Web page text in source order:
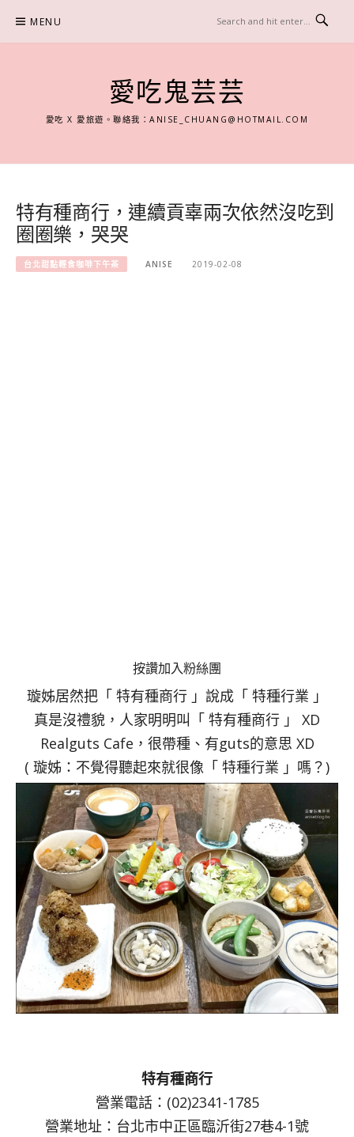
content
MENU
愛吃鬼芸芸
愛吃 X 愛旅遊。聯絡我：ANISE_CHUANG@HOTMAIL.COM
特有種商行，連續貢辜兩次依然沒吃到
圈圈樂，哭哭
台北甜點輕食咖啡下午茶 ANISE 2019-02-08
按讚加入粉絲團
璇姊居然把「 特有種商行 」說成「 特種行業 」
真是沒禮貌，人家明明叫「 特有種商行 」 XD
Realguts Cafe，很帶種、有guts的意思 XD
( 璇姊：不覺得聽起來就很像「 特種行業 」嗎？)
特有種商行
營業電話：(02)2341-1785
營業地址：台北市中正區臨沂街27巷4-1號